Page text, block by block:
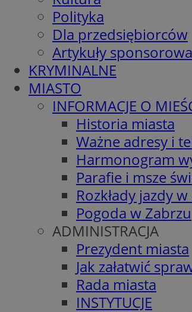
Polityka
Dla przedsiębiorców
Artykuły
KRYMINALNE
MIASTO
INFORMACJE O
Historia miasta
Ważne adresy i
Harmonogram
Parafie i msze
Rozkłady jazdy
Pogoda w Zabrzu
ADMINISTRACJA
Prezydent miasta
Jak załatwić
Rada miasta
INSTYTUCJE